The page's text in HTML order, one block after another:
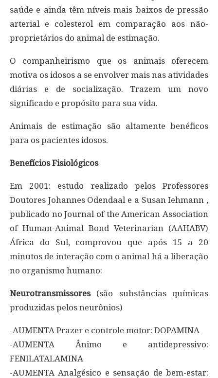
saúde e ainda têm níveis mais baixos de pressão
arterial e colesterol em comparação aos não-
proprietários do animal de estimação.
O companheirismo que os animais oferecem
motiva os idosos a se envolver mais nas atividades
diárias e de socialização. Trazem um novo
significado e propósito para sua vida.
Animais de estimação são altamente benéficos
para os pacientes idosos.
Benefícios Fisiológicos
Em 2001: estudo realizado pelos Professores
Doutores Johannes Odendaal e a Susan Iehmann ,
publicado no Journal of the American Association
of Human-Animal Bond Veterinarian (AAHABV)
África do Sul, comprovou que após 15 a 20
minutos de interação com o animal há a liberação
no organismo humano:
Neurotransmissores(são substâncias químicas
produzidas pelos neurônios)
-AUMENTA Prazer e controle motor: DOPAMINA
-AUMENTA Ânimo e antidepressivo:
FENILATALAMINA
-AUMENTA Analgésico e sensação de bem-estar: